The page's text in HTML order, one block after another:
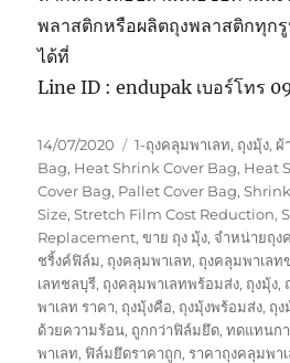
พลาสติกหรือผลิตถุงพลาสติกทุก
ได้ที่
Line ID : endupak เบอร์โทร
Posted
on
14/07/2020 Categories
1-ถุงคลุมพาเลท, ถุงมุ้ง, ผ้
Bag, Heat Shrink Cover Bag, Heat
Cover Bag, Pallet Cover Bag,
Size,Stretch Film Cost Reduction,
Replacement,ขาย ถุง มุ้ง, จำหน่ายถุง
ชริ้งค์ฟิล์ม, ถุงคลุมพาเลท, ถุงคลุมพาเลท
เลทชลบุรี, ถุงคลุมพาเลทพร้อมส่ง, ถุงมุ้ง,
พาเลท ราคา, ถุงมุ้งคือ, ถุงมุ้งพร้อมส่ง, ถุง
ด้วยความร้อน, ถูกกว่าฟิล์มยึด,ทดแทนก
พาเลท, ฟิล์มยึดราคาถูก,ราคาถุงคลุมพา